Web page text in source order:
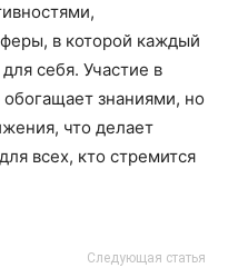
в которой каждый
себя. Участие в
знаниями, но
что делает
всех, кто стремится
Следующая статья